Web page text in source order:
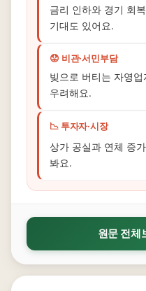
금리 인하와 경기 회
기대도 있어요.
😟 비관·서민부담
빚으로 버티는 자영
우려해요.
📉 투자자·시장
상가 공실과 연체 증
봐요.
원문 전체